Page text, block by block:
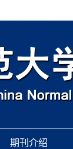
期刊介绍